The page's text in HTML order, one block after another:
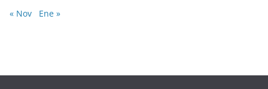
« Nov Ene »